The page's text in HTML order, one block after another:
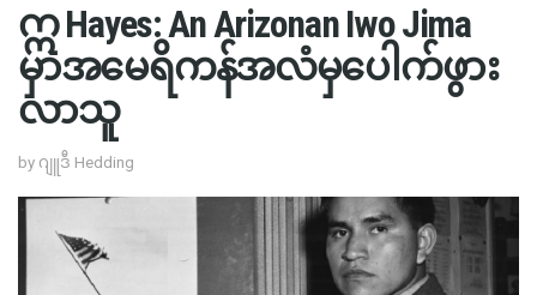
ဣ Hayes: An Arizonan Iwo Jima
မှာအမေရိကန်အလံမှပေါက်ဖွား
လာသူ
by ဂျူဒီ Hedding